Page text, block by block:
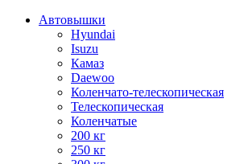
Автовышки
Hyundai
Isuzu
Камаз
Daewoo
Коленчато-телескопическая
Телескопическая
Коленчатые
200 кг
250 кг